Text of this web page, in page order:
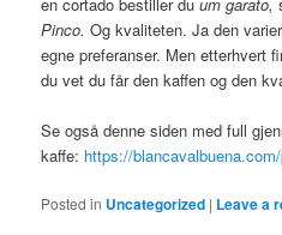
Pinco. Og kvaliteten. Ja den
egne preferanser. Men etterhvert
du vet du får den kaffen og den
Se også denne siden med full
kaffe: https://
Posted in Uncategorized | Leave a